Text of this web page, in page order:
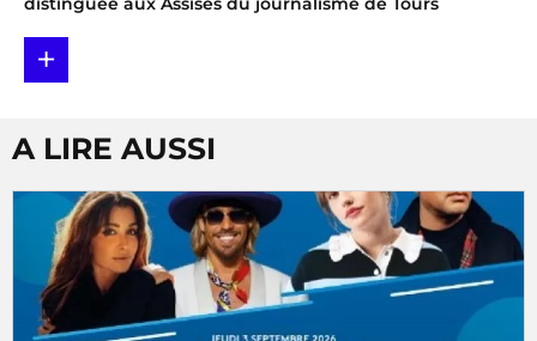
+
A LIRE AUSSI